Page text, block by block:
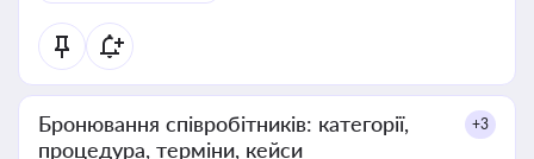
Бронювання співробітників: категорії,
процедура, терміни, кейси
+3